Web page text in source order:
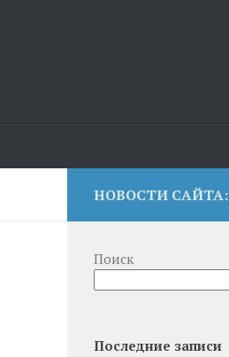
НОВОСТИ САЙТА:
Поиск
Последние записи